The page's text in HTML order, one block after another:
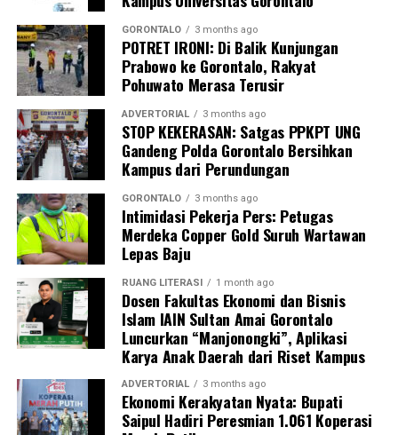
GORONTALO 3 months ago
POTRET IRONI: Di Balik Kunjungan
Prabowo ke Gorontalo, Rakyat
Pohuwato Merasa Terusir
ADVERTORIAL 3 months ago
STOP KEKERASAN: Satgas PPKPT UNG
Gandeng Polda Gorontalo Bersihkan
Kampus dari Perundungan
GORONTALO 3 months ago
Intimidasi Pekerja Pers: Petugas
Merdeka Copper Gold Suruh Wartawan
Lepas Baju
RUANG LITERASI 1 month ago
Dosen Fakultas Ekonomi dan Bisnis
Islam IAIN Sultan Amai Gorontalo
Luncurkan “Manjonongki”, Aplikasi
Karya Anak Daerah dari Riset Kampus
ADVERTORIAL 3 months ago
Ekonomi Kerakyatan Nyata: Bupati
Saipul Hadiri Peresmian 1.061 Koperasi